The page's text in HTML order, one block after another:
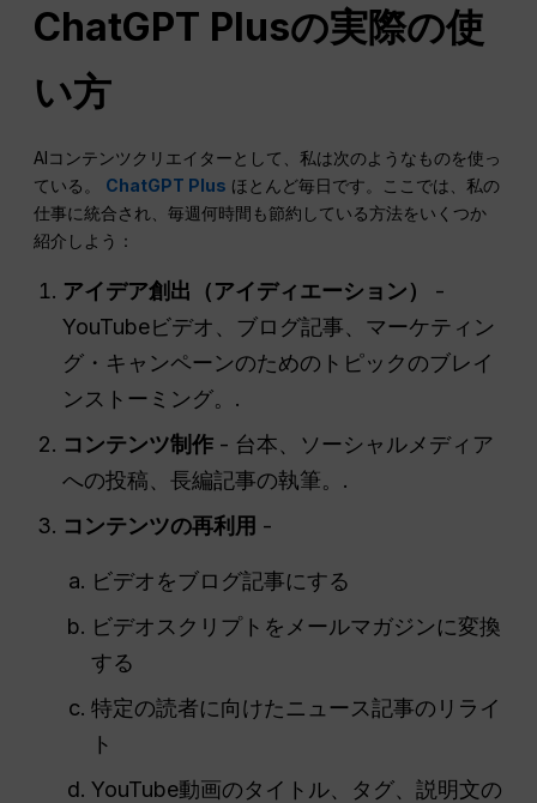
ChatGPT Plusの実際の使
い方
AIコンテンツクリエイターとして、私は次のようなものを使っ
ている。
ChatGPT Plus ほとんど毎日です。ここでは、私の
仕事に統合され、毎週何時間も節約している方法をいくつか
紹介しよう：
アイデア創出（アイディエーション）
-
YouTubeビデオ、ブログ記事、マーケティン
グ・キャンペーンのためのトピックのブレイ
ンストーミング。.
コンテンツ制作 - 台本、ソーシャルメディア
への投稿、長編記事の執筆。.
コンテンツの再利用 -
ビデオをブログ記事にする
ビデオスクリプトをメールマガジンに変換
する
特定の読者に向けたニュース記事のリライ
ト
YouTube動画のタイトル、タグ、説明文の